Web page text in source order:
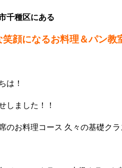
千種区にある
笑顔になるお料理＆パン教
は！
しました！！
のお料理コース 久々の基礎クラ